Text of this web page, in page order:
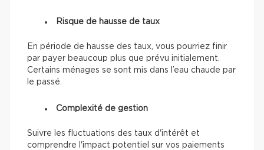
Risque de hausse de taux
En période de hausse des taux, vous pourriez finir
par payer beaucoup plus que prévu initialement.
Certains ménages se sont mis dans l’eau chaude par
le passé.
Complexité de gestion
Suivre les fluctuations des taux d'intérêt et
comprendre l'impact potentiel sur vos paiements